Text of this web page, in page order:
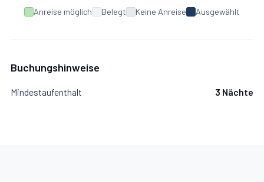
Anreise möglich Belegt Keine Anreise Ausgewählt
Buchungshinweise
Mindestaufenthalt 3 Nächte